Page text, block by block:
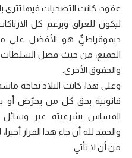
عقود، كانت التضحيات فيها تترى
ليكون للعراق وبرغم كل
ديموقراطيٌّ هو الأفضل على
الجميع، من حيث فصل السلطات
والحقوق الأخرى.
وعلى هذا، كانت البلاد بحاجة
قانونية بحق كل من يحرّض أو
المساس بشرعيته عبر وسائل
والحمد لله أن جاء هذا القرار
من أن لا تأتي.